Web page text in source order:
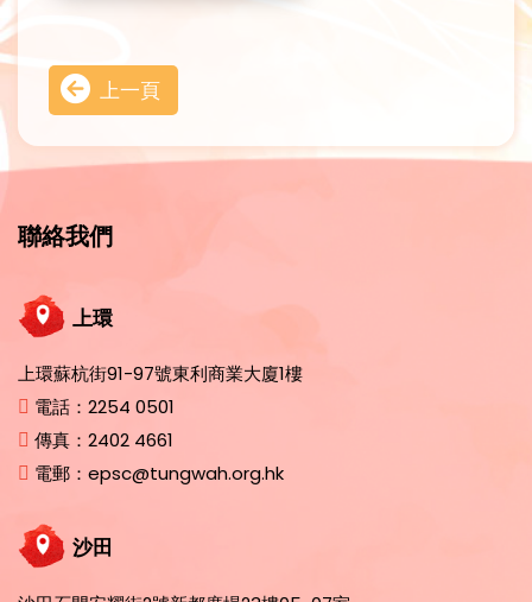
上一頁
聯絡我們
上環
上環蘇杭街91-97號東利商業大廈1樓
電話： 2254 0501
傳真： 2402 4661
電郵： epsc@tungwah.org.hk
沙田